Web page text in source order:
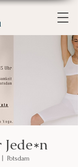
Potsdam